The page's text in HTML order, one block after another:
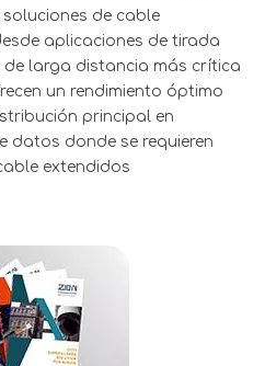
de cable
aplicaciones de tirada
larga distancia más crítica
un rendimiento óptimo
principal en
datos donde se requieren
extendidos